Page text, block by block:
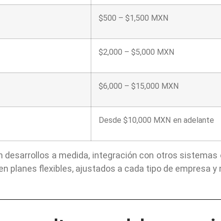
$500 – $1,500 MXN
$2,000 – $5,000 MXN
$6,000 – $15,000 MXN
Desde $10,000 MXN en adelante
desarrollos a medida, integración con otros
planes flexibles, ajustados a cada tipo de empresa